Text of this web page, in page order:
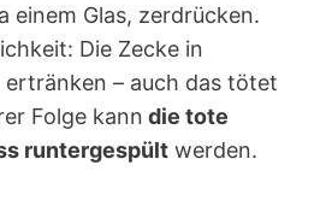
einem Glas, zerdrücken.
Die Zecke in
ertränken – auch das tötet
Folge kann die tote
runtergespült werden.